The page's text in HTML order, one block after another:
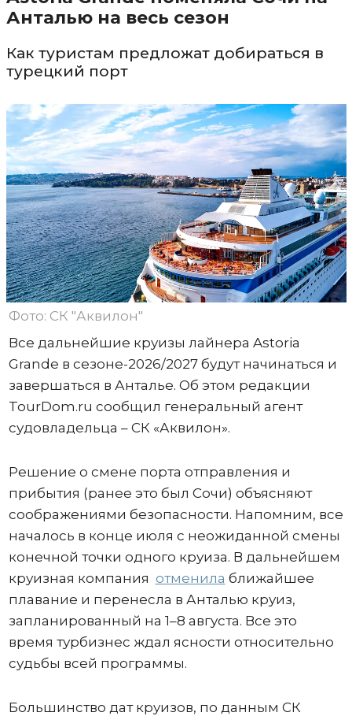
Анталью на весь сезон
Как туристам предложат добираться в
турецкий порт
Фото: СК "Аквилон"
Все дальнейшие круизы лайнера Astoria
Grande в сезоне-2026/2027 будут начинаться и
завершаться в Анталье. Об этом редакции
TourDom.ru сообщил генеральный агент
судовладельца – СК «Аквилон».
Решение о смене порта отправления и
прибытия (ранее это был Сочи) объясняют
соображениями безопасности. Напомним, все
началось в конце июля с неожиданной смены
конечной точки одного круиза. В дальнейшем
круизная компания отменила ближайшее
плавание и перенесла в Анталью круиз,
запланированный на 1–8 августа. Все это
время турбизнес ждал ясности относительно
судьбы всей программы.
Большинство дат круизов, по данным СК